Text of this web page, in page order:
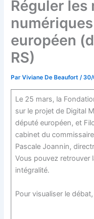
Réguler les
européen
RS)
ParViviane De Beaufort/30/
Le 25 mars, la
sur le projet de Digital
député européen, et
cabinet du
Pascale Joannin,
Vous pouvez retrouver
intégralité.
Pour visualiser le débat,